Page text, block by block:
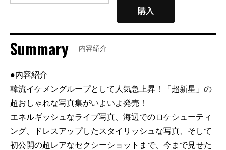
購入
Summary 内容紹介
●内容紹介
韓流イケメングループとして人気急上昇！「超新星」の
超おしゃれな写真集がいよいよ発売！
エネルギッシュなライブ写真、海辺でのロケシューティ
ング、ドレスアップしたスタイリッシュな写真、そして
初公開の超レアなセクシーショットまで、今まで見せた